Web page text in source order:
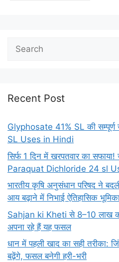
Recent Post
Glyphosate 41% SL की
SL Uses in Hindi
सिर्फ 1 दिन में खरपतवार का
Paraquat Dichloride 24 sl
भारतीय कृषि अनुसंधान परिषद ने
आय बढ़ाने में निभाई ऐतिहासिक
Sahjan ki Kheti से 8–10 लाख
अपना रहे हैं यह फसल
धान में पहली खाद का सही तरीका:
बढ़ेंगे, फसल बनेगी हरी-भरी